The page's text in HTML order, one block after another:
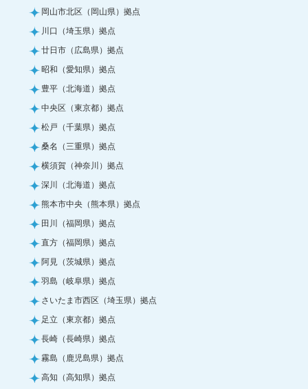
岡山市北区（岡山県）拠点
川口（埼玉県）拠点
廿日市（広島県）拠点
昭和（愛知県）拠点
豊平（北海道）拠点
中央区（東京都）拠点
松戸（千葉県）拠点
桑名（三重県）拠点
横須賀（神奈川）拠点
深川（北海道）拠点
熊本市中央（熊本県）拠点
田川（福岡県）拠点
直方（福岡県）拠点
阿見（茨城県）拠点
羽島（岐阜県）拠点
さいたま市西区（埼玉県）拠点
足立（東京都）拠点
長崎（長崎県）拠点
霧島（鹿児島県）拠点
高知（高知県）拠点